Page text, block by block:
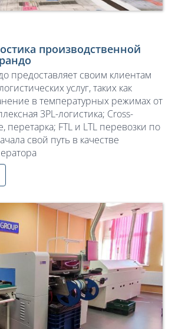
производственной
предоставляет своим клиентам
услуг, таких как
в температурных режимах от
3PL-логистика; Cross-
перетарка; FTL и LTL перевозки по
свой путь в качестве